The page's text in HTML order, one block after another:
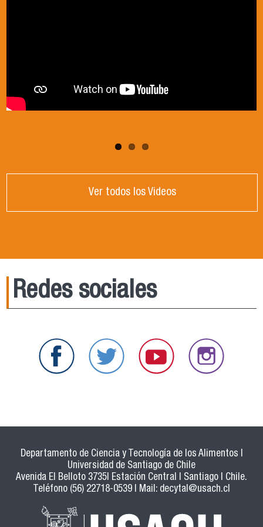
Ver todos los Videos
Redes sociales
Departamento de Ciencia y Tecnología de los Alimentos |
Universidad de Santiago de Chile
Avenida El Belloto 3735| Estación Central | Santiago | Chile.
Teléfono (56) 22718-0539 | Mail: decytal@usach.cl